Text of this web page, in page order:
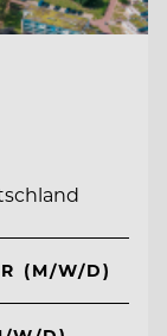
(M/W/D)